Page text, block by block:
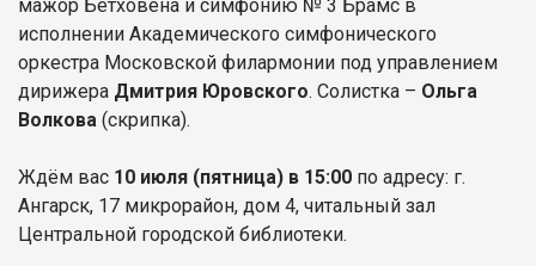
мажор Бетховена и симфонию № 3 Брамс в
исполнении Академического симфонического
оркестра Московской филармонии под управлением
дирижера Дмитрия Юровского. Солистка – Ольга
Волкова (скрипка).
Ждём вас 10 июля (пятница) в 15:00 по адресу: г.
Ангарск, 17 микрорайон, дом 4, читальный зал
Центральной городской библиотеки.